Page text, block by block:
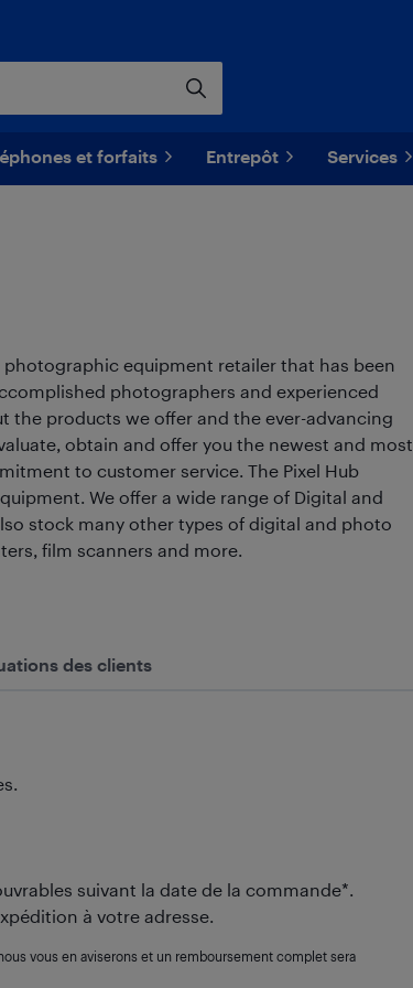
et forfaits Entrepôt Services
photographic equipment retailer that has been
photographers and experienced
the products we offer and the ever-advancing
obtain and offer you the newest and most
to customer service. The Pixel Hub
We offer a wide range of Digital and
stock many other types of digital and photo
film scanners and more.
des clients
suivant la date de la commande*.
à votre adresse.
vous en aviserons et un remboursement complet sera